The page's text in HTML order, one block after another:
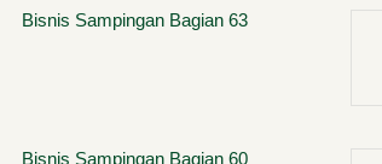
Bisnis Sampingan Bagian 63
Bisnis Sampingan Bagian 60